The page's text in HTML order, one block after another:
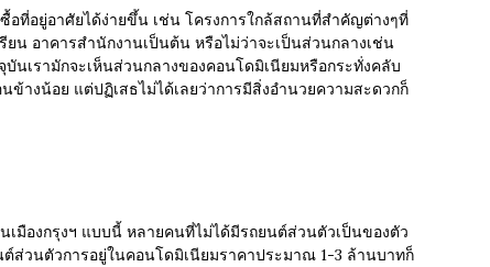
ที่อยู่อาศัยได้ง่ายขึ้น เช่น โครงการใกล้สถานที่สำคัญต่างๆที่
น อาคารสำนักงานเป็นต้น หรือไม่ว่าจะเป็นส่วนกลางเช่น
บันเรามักจะเห็นส่วนกลางของคอนโดมิเนียมหรือกระทั่งคลับ
ข้างน้อย แต่ปฏิเสธไม่ได้เลยว่าการมีสิ่งอำนวยความสะดวกก็
เมืองกรุงฯ แบบนี้ หลายคนที่ไม่ได้มีรถยนต์ส่วนตัวเป็นของตัว
ส่วนตัวการอยู่ในคอนโดมิเนียมราคาประมาณ 1-3 ล้านบาทก็